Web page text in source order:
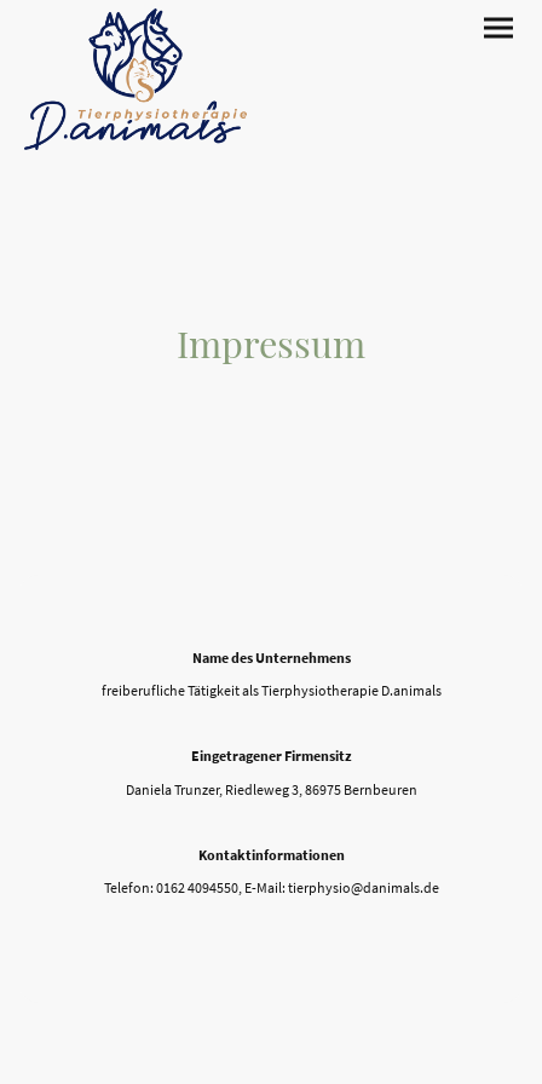
Impressum
Name des Unternehmens
freiberufliche Tätigkeit als Tierphysiotherapie D.animals
Eingetragener Firmensitz
Daniela Trunzer, Riedleweg 3, 86975 Bernbeuren
Kontaktinformationen
Telefon: 0162 4094550, E-Mail: tierphysio@danimals.de